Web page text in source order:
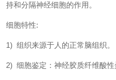
持和分隔神经细胞的作用。
细胞特性:
1) 组织来源于人的正常脑组织。
2) 细胞鉴定：神经胶质纤维酸